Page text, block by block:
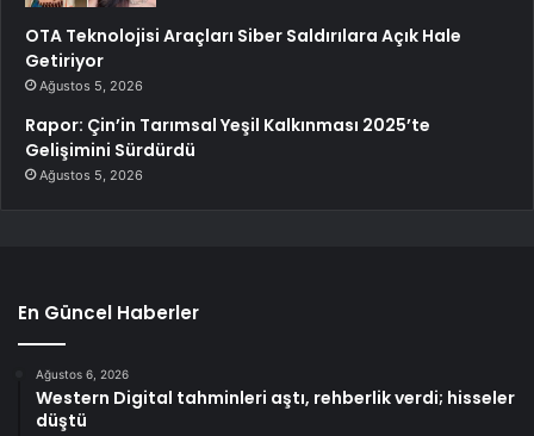
OTA Teknolojisi Araçları Siber Saldırılara Açık Hale
Getiriyor
Ağustos 5, 2026
Rapor: Çin’in Tarımsal Yeşil Kalkınması 2025’te
Gelişimini Sürdürdü
Ağustos 5, 2026
En Güncel Haberler
Ağustos 6, 2026
Western Digital tahminleri aştı, rehberlik verdi; hisseler
düştü